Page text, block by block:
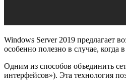
Windows Server 2019 предлагает
особенно полезно в случае, когда
Одним из способов объединить
интерфейсов»). Эта технология